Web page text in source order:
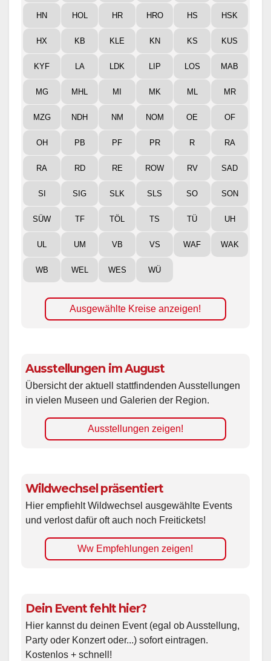
HN HOL HR HRO HS HSK
HX KB KLE KN KS KUS
KYF LA LDK LIP LOS MAB
MG MHL MI MK ML MR
MZG NDH NM NOM OE OF
OH PB PF PR R RA
RA RD RE ROW RV SAD
SI SIG SLK SLS SO SON
SÜW TF TÖL TS TÜ UH
UL UM VB VS WAF WAK
WB WEL WES WÜ
Ausgewählte Kreise anzeigen!
Ausstellungen im August
Übersicht der aktuell stattfindenden Ausstellungen
in vielen Museen und Galerien der Region.
Ausstellungen zeigen!
Wildwechsel präsentiert
Hier empfiehlt Wildwechsel ausgewählte Events
und verlost dafür oft auch noch Freitickets!
Ww Empfehlungen zeigen!
Dein Event fehlt hier?
Hier kannst du deinen Event (egal ob Ausstellung,
Party oder Konzert oder...) sofort eintragen.
Kostenlos + schnell!